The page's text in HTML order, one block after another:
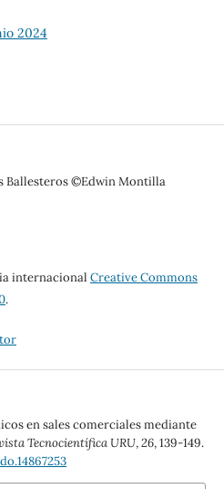
2024
Ballesteros ©Edwin Montilla
internacional Creative Commons
.
en sales comerciales mediante
Tecnocientífica URU,26, 139-149.